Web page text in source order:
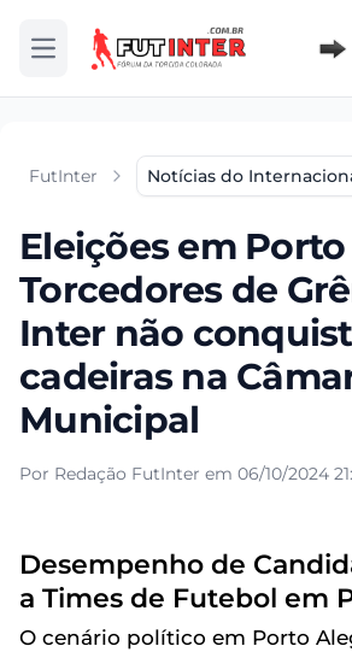
Abrir menu
FutInter Notícias do
Eleições em
Torcedores de
Inter não
cadeiras na
Municipal
Por Redação FutInter em 06/10/2024
Desempenho de
a Times de Futebol em
O cenário político em Porto